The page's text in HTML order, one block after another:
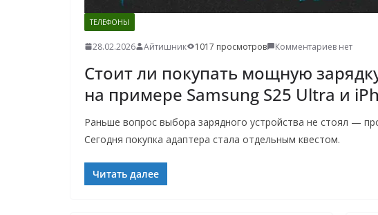
ТЕЛЕФОНЫ
28.02.2026 Айтишник 1017 просмотров Комментариев нет
Стоит ли покупать мощную
на примере Samsung S25 Ultra и
Раньше вопрос выбора зарядного устройства не стоял —
Сегодня покупка адаптера стала отдельным квестом.
Читать далее